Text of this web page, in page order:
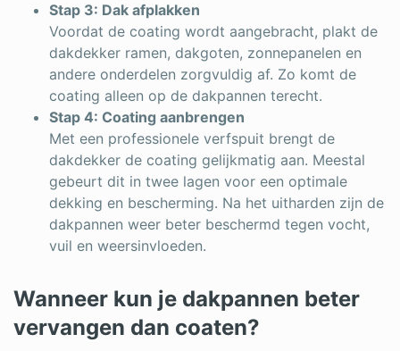
Stap 3: Dak afplakken
Voordat de coating wordt aangebracht, plakt de
dakdekker ramen, dakgoten, zonnepanelen en
andere onderdelen zorgvuldig af. Zo komt de
coating alleen op de dakpannen terecht.
Stap 4: Coating aanbrengen
Met een professionele verfspuit brengt de
dakdekker de coating gelijkmatig aan. Meestal
gebeurt dit in twee lagen voor een optimale
dekking en bescherming. Na het uitharden zijn de
dakpannen weer beter beschermd tegen vocht,
vuil en weersinvloeden.
Wanneer kun je dakpannen beter
vervangen dan coaten?